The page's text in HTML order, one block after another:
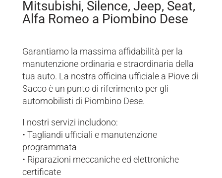
Mitsubishi, Silence, Jeep, Seat,
Alfa Romeo a Piombino Dese
Garantiamo la massima affidabilità per la
manutenzione ordinaria e straordinaria della
tua auto. La nostra officina ufficiale a Piove di
Sacco è un punto di riferimento per gli
automobilisti di Piombino Dese.
I nostri servizi includono:
• Tagliandi ufficiali e manutenzione
programmata
• Riparazioni meccaniche ed elettroniche
certificate